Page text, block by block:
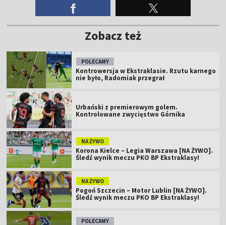
Zobacz też
POLECAMY
Kontrowersja w Ekstraklasie. Rzutu karnego
nie było, Radomiak przegrał
Urbański z premierowym golem.
Kontrolowane zwycięstwo Górnika
NA ŻYWO
Korona Kielce – Legia Warszawa [NA ŻYWO].
Śledź wynik meczu PKO BP Ekstraklasy!
NA ŻYWO
Pogoń Szczecin – Motor Lublin [NA ŻYWO].
Śledź wynik meczu PKO BP Ekstraklasy!
POLECAMY